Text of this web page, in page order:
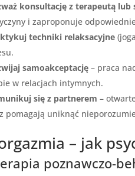
konsultację z terapeutą lub
i zaproponuje
techniki relaksacyjne
samoakceptację – praca
w relacjach intymnych.
się z partnerem –
pomagają uniknąć
– jak
poznawczo-